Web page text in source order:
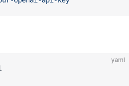
yaml